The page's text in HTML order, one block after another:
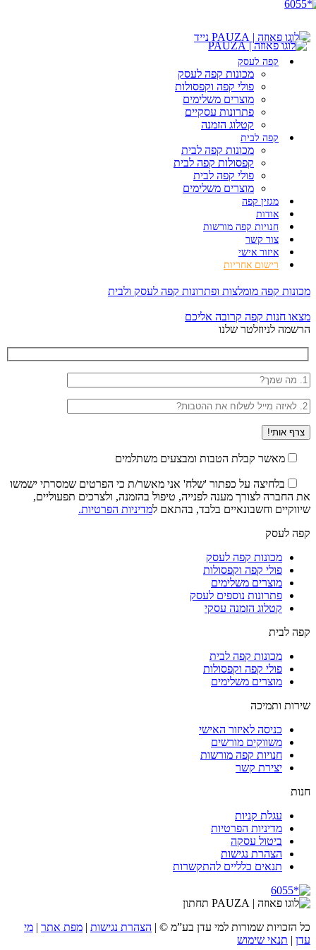
קפה לעסק
מכונות קפה לעסק
פולי קפה וקפסולות
מוצרים משלימים
פתרונות עסקיים
קטלוג הזמנה
קפה לבית
מכונות קפה לבית
קפסולות קפה לבית
פולי קפה לבית
מוצרים משלימים
מגזין קפה
אודות
חנויות קפה מורשות
צור קשר
איזור אישי
רישום אחריות
מכונות קפה מומלצות ופתרונות קפה לעסק ולבית
מצאו חנות קפה קרובה אליכם
הרשמה לניוזלטר שלנו
מאשר קבלת הטבות ומבצעים משתלמים
בלחיצה על כפתור 'שלח' אני מאשר/ת כי הפרטים שמסרתי ישמשו
את החברה לצורך מענה לפנייה, טיפול בהזמנה, ולצרכים תפעוליים,
שיווקיים וחשבונאיים בלבד, בהתאם למדיניות הפרטיות.
קפה לעסק
מכונות קפה לעסק
פולי קפה וקפסולות
מוצרים משלימים
פתרונות נוספים לעסק
קטלוג הזמנה עסקי
קפה לבית
מכונות קפה לבית
פולי קפה וקפסולות
מוצרים משלימים
שירות ותמיכה
כניסה לאיזור האישי
משווקים מורשים
חנויות קפה מורשות
יצירת קשר
חנות
עגלת קניות
מדיניות הפרטיות
ביטול עסקה
הצהרת נגישות
תנאים כלליים להתקשרות
כל הזכויות שמורות למי עדן בע”מ © | הצהרת נגישות | מפת אתר | מי
עדן | תנאי שימוש